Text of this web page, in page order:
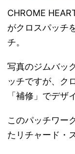
CHROME
がクロスパッチ
チ。
写真のジムバッ
ッチですが、ク
「補修」でデザ
このパッチワー
たリチャード・